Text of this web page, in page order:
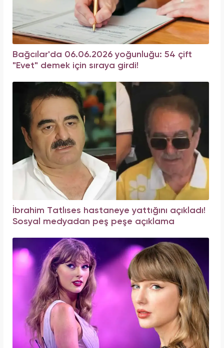
Bağcılar'da 06.06.2026 yoğunluğu: 54 çift
"Evet" demek için sıraya girdi!
İbrahim Tatlıses hastaneye yattığını açıkladı!
Sosyal medyadan peş peşe açıklama